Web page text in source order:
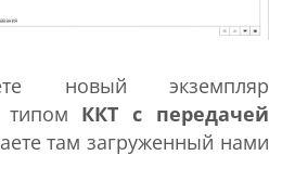
новый экземпляр
типом ККТ с передачей
там загруженный нами